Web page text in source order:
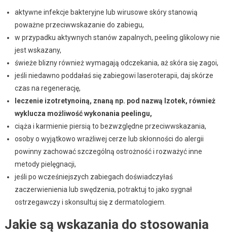
aktywne infekcje bakteryjne lub wirusowe skóry stanowią
poważne przeciwwskazanie do zabiegu,
w przypadku aktywnych stanów zapalnych, peeling glikolowy nie
jest wskazany,
świeże blizny również wymagają odczekania, aż skóra się zagoi,
jeśli niedawno poddałaś się zabiegowi laseroterapii, daj skórze
czas na regenerację,
leczenie izotretynoiną, znaną np. pod nazwą Izotek, również
wyklucza możliwość wykonania peelingu,
ciąża i karmienie piersią to bezwzględne przeciwwskazania,
osoby o wyjątkowo wrażliwej cerze lub skłonności do alergii
powinny zachować szczególną ostrożność i rozważyć inne
metody pielęgnacji,
jeśli po wcześniejszych zabiegach doświadczyłaś
zaczerwienienia lub swędzenia, potraktuj to jako sygnał
ostrzegawczy i skonsultuj się z dermatologiem.
Jakie są wskazania do stosowania